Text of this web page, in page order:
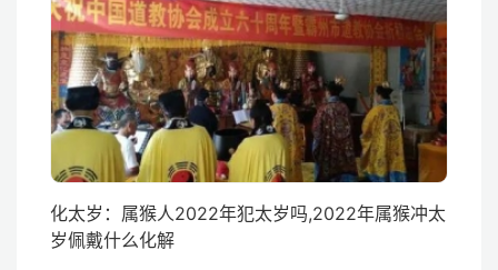
化太岁：属猴人2022年犯太岁吗,2022年属猴冲太
岁佩戴什么化解